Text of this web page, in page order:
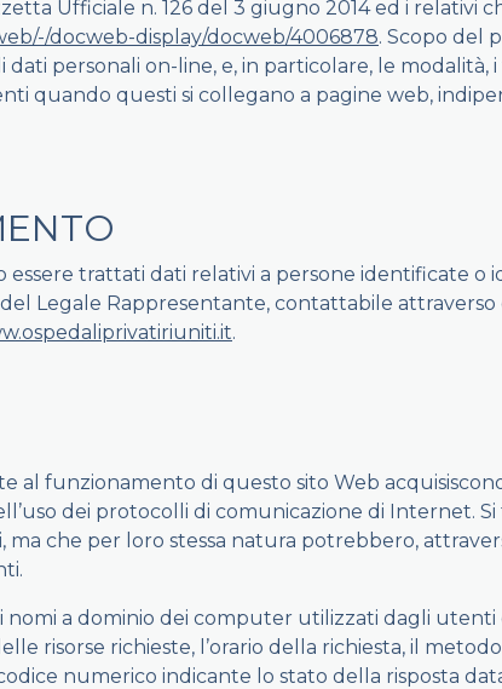
Ufficiale n. 126 del 3 giugno 2014 ed i relativi
docweb-display/docweb/4006878. Scopo del
personali on-line, e, in particolare, le
quando questi si collegano a pagine web,
essere trattati dati relativi a persone identificate
Legale Rappresentante, contattabile
.
al funzionamento di questo sito Web
dei protocolli di comunicazione di Internet.
che per loro stessa natura potrebbero,
a dominio dei computer utilizzati dagli utenti
risorse richieste, l’orario della richiesta, il
numerico indicante lo stato della risposta